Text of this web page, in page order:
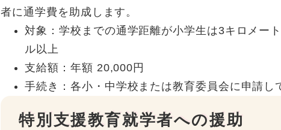
者に通学費を助成します。
対象：学校までの通学距離が小学生は3キロメー
ル以上
支給額：年額 20,000円
手続き：各小・中学校または教育委員会に申請し
特別支援教育就学者への援助